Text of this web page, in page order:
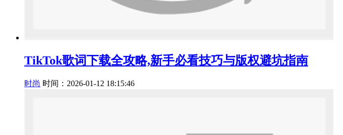
TikTok歌词下载全攻略,新手必看技巧与版权避坑指南
时尚 时间：2026-01-12 18:15:46